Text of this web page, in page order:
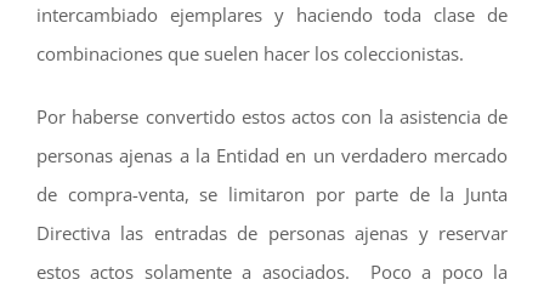
intercambiado ejemplares y haciendo toda clase de
combinaciones que suelen hacer los coleccionistas.
Por haberse convertido estos actos con la asistencia de
personas ajenas a la Entidad en un verdadero mercado
de compra-venta, se limitaron por parte de la Junta
Directiva las entradas de personas ajenas y reservar
estos actos solamente a asociados. Poco a poco la